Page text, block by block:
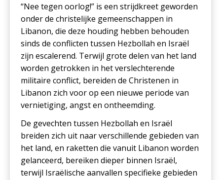
“Nee tegen oorlog!” is een strijdkreet geworden
onder de christelijke gemeenschappen in
Libanon, die deze houding hebben behouden
sinds de conflicten tussen Hezbollah en Israël
zijn escalerend. Terwijl grote delen van het land
worden getrokken in het verslechterende
militaire conflict, bereiden de Christenen in
Libanon zich voor op een nieuwe periode van
vernietiging, angst en ontheemding.
De gevechten tussen Hezbollah en Israël
breiden zich uit naar verschillende gebieden van
het land, en raketten die vanuit Libanon worden
gelanceerd, bereiken dieper binnen Israël,
terwijl Israëlische aanvallen specifieke gebieden